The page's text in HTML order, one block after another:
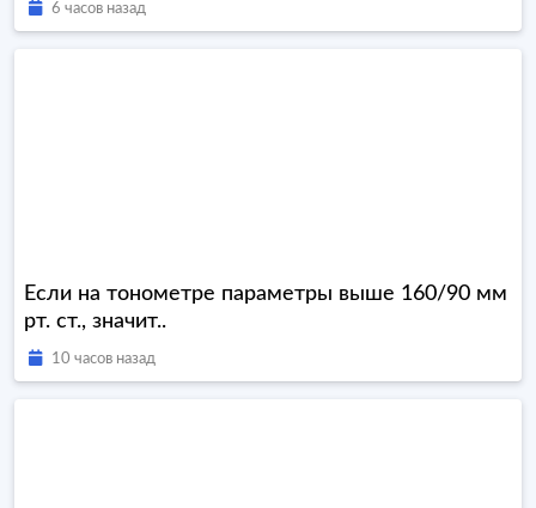
6 часов назад
Если на тонометре параметры выше 160/90 мм
рт. ст., значит..
10 часов назад